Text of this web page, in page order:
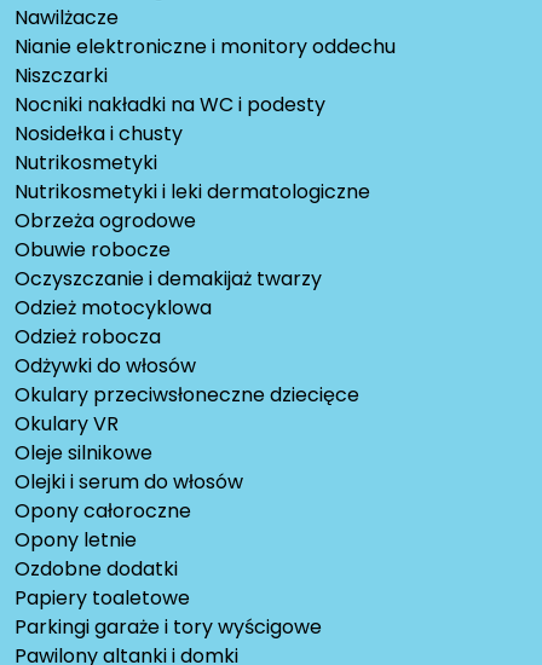
Nawilżacze
Nianie elektroniczne i monitory oddechu
Niszczarki
Nocniki nakładki na WC i podesty
Nosidełka i chusty
Nutrikosmetyki
Nutrikosmetyki i leki dermatologiczne
Obrzeża ogrodowe
Obuwie robocze
Oczyszczanie i demakijaż twarzy
Odzież motocyklowa
Odzież robocza
Odżywki do włosów
Okulary przeciwsłoneczne dziecięce
Okulary VR
Oleje silnikowe
Olejki i serum do włosów
Opony całoroczne
Opony letnie
Ozdobne dodatki
Papiery toaletowe
Parkingi garaże i tory wyścigowe
Pawilony altanki i domki